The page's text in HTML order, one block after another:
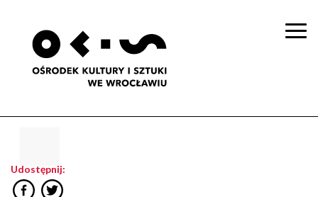
Udostępnij: